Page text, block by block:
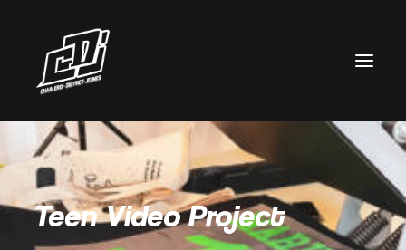
Teen Video Project